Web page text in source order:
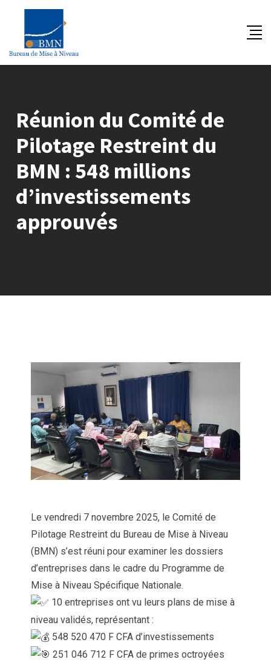
content
Réunion du Comité de
Pilotage Restreint du
BMN : 548 millions
d’investissements
approuvés
Le vendredi 7 novembre 2025, le Comité de
Pilotage Restreint du Bureau de Mise à Niveau
(BMN) s’est réuni pour examiner les dossiers
d’entreprises dans le cadre du Programme de
Mise à Niveau Spécifique Nationale.
10 entreprises ont vu leurs plans de mise à
niveau validés, représentant :
548 520 470 F CFA d’investissements
251 046 712 F CFA de primes octroyées